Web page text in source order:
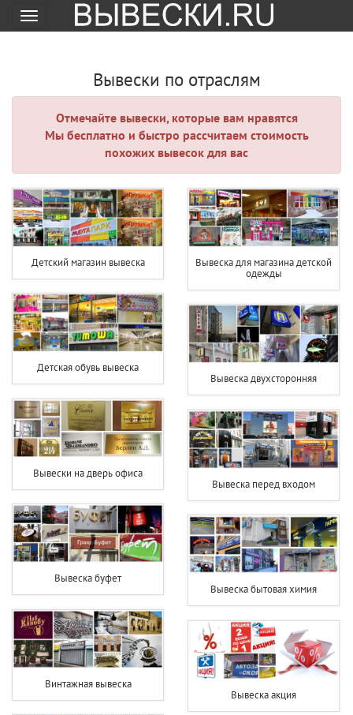
Меню
Вывески по отраслям
Отмечайте вывески, которые вам нравятся
Мы бесплатно и быстро рассчитаем стоимость
похожих вывесок для вас
Детский магазин вывеска
Вывеска для магазина детской
одежды
Детская обувь вывеска
Вывеска двухсторонняя
Вывески на дверь офиса
Вывеска перед входом
Вывеска буфет
Вывеска бытовая химия
Винтажная вывеска
Вывеска акция